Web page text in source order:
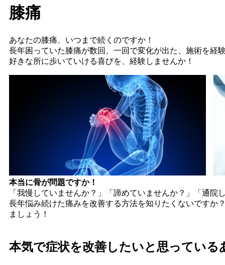
膝痛
あなたの膝痛、いつまで続くのですか！
長年困っていた膝痛が数回、一回で変化が出た、施術を経
好きな所に歩いていける喜びを、経験しませんか！
本当に骨が問題ですか！
「我慢していませんか？」「諦めていませんか？」「通院
長年悩み続けた痛みを改善する方法を知りたくないですか
ましょう！
本気で症状を改善したいと思っている